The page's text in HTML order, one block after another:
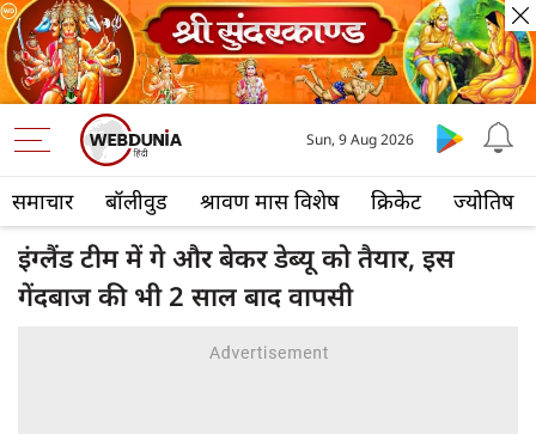
समाचार बॉलीवुड श्रावण मास विशेष क्रिकेट ज्योतिष
Sun, 9 Aug 2026
इंग्लैंड टीम में गे और बेकर डेब्यू को तैयार, इस
गेंदबाज की भी 2 साल बाद वापसी